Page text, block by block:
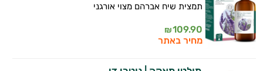
תמצית שיח אברהם מצוי אורגני
109.90
₪
מחיר באתר